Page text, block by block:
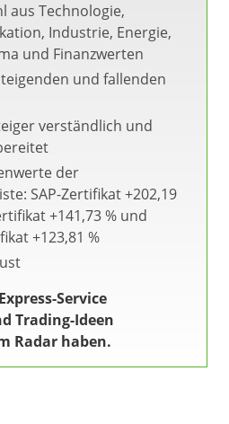
aus Technologie,
Industrie, Energie,
und Finanzwerten
und fallenden
verständlich und
der
SAP-Zertifikat +202,19
+141,73 % und
+123,81 %
Service
Trading-Ideen
Radar haben.